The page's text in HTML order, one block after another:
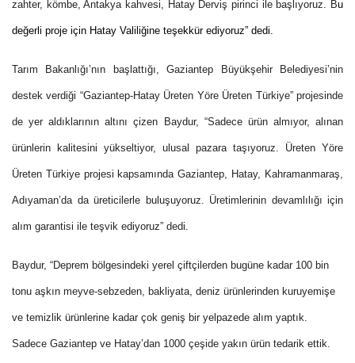
zahter, kömbe, Antakya kahvesi, Hatay Derviş pirinci ile başlıyoruz. Bu
değerli proje için Hatay Valiliğine teşekkür ediyoruz” dedi.
Tarım Bakanlığı’nın başlattığı, Gaziantep Büyükşehir Belediyesi’nin
destek verdiği “Gaziantep-Hatay Üreten Yöre Üreten Türkiye” projesinde
de yer aldıklarının altını çizen Baydur, “Sadece ürün almıyor, alınan
ürünlerin kalitesini yükseltiyor, ulusal pazara taşıyoruz. Üreten Yöre
Üreten Türkiye projesi kapsamında Gaziantep, Hatay, Kahramanmaraş,
Adıyaman’da da üreticilerle buluşuyoruz. Üretimlerinin devamlılığı için
alım garantisi ile teşvik ediyoruz” dedi.
Baydur, “Deprem bölgesindeki yerel çiftçilerden bugüne kadar 100 bin
tonu aşkın meyve-sebzeden, bakliyata, deniz ürünlerinden kuruyemişe
ve temizlik ürünlerine kadar çok geniş bir yelpazede alım yaptık.
Sadece Gaziantep ve Hatay’dan 1000 çeşide yakın ürün tedarik ettik.